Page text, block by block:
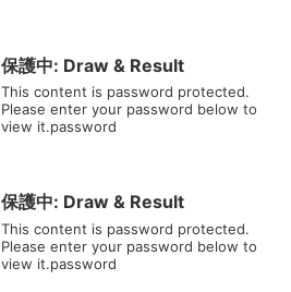
保護中: Draw & Result
This content is password protected.
Please enter your password below to
view it.password
保護中: Draw & Result
This content is password protected.
Please enter your password below to
view it.password